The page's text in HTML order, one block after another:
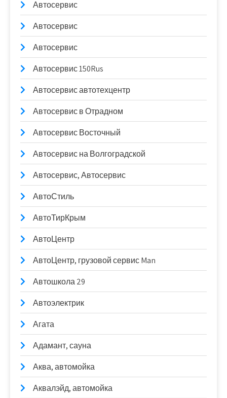
Автосервис
Автосервис
Автосервис
Автосервис 150Rus
Автосервис автотехцентр
Автосервис в Отрадном
Автосервис Восточный
Автосервис на Волгоградской
Автосервис, Автосервис
АвтоСтиль
АвтоТирКрым
АвтоЦентр
АвтоЦентр, грузовой сервис Man
Автошкола 29
Автоэлектрик
Агата
Адамант, сауна
Аква, автомойка
Аквалэйд, автомойка